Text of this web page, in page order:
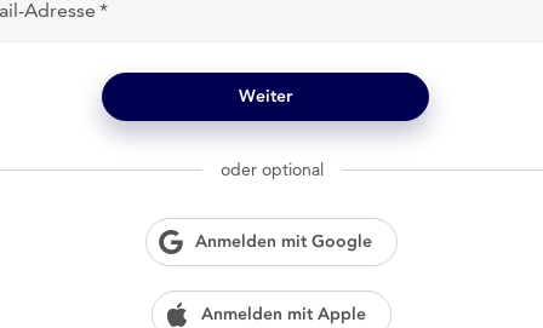
Adresse
Weiter
oder optional
Anmelden mit Google
Anmelden mit Apple